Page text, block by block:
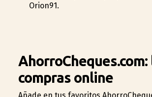
Orion91.
compras online
Añade en tus favoritos